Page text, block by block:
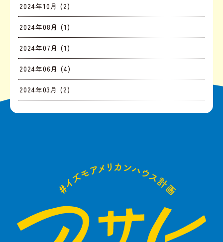
2024年10月 (2)
2024年08月 (1)
2024年07月 (1)
2024年06月 (4)
2024年03月 (2)